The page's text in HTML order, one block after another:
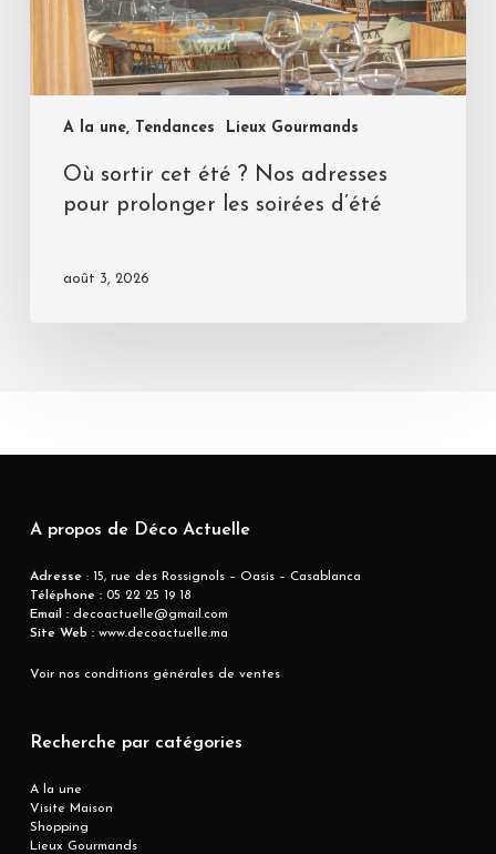
A la une, Tendances Lieux Gourmands
Où sortir cet été ? Nos adresses
pour prolonger les soirées d’été
août 3, 2026
A propos de Déco Actuelle
Adresse : 15, rue des Rossignols – Oasis – Casablanca
Téléphone :05 22 25 19 18
Email :decoactuelle@gmail.com
Site Web :www.decoactuelle.ma
Voir nos conditions générales de ventes
Recherche par catégories
A la une
Visite Maison
Shopping
Lieux Gourmands